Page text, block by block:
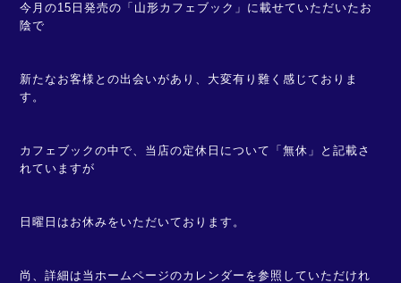
今月の15日発売の「山形カフェブック」に載せていただいたお
陰で
新たなお客様との出会いがあり、大変有り難く感じておりま
す。
カフェブックの中で、当店の定休日について「無休」と記載さ
れていますが
日曜日はお休みをいただいております。
尚、詳細は当ホームページのカレンダーを参照していただけれ